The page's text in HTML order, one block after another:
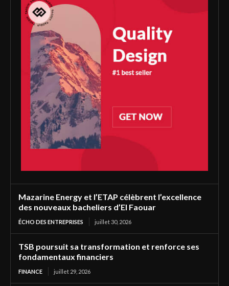
Mazarine Energy et l’ETAP célèbrent l’excellence
des nouveaux bacheliers d’El Faouar
ÉCHO DES ENTREPRISES juillet 30, 2026
TSB poursuit sa transformation et renforce ses
fondamentaux financiers
FINANCE juillet 29, 2026